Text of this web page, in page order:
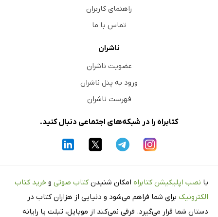
راهنمای کاربران
تماس با ما
ناشران
عضویت ناشران
ورود به پنل ناشران
فهرست ناشران
کتابراه را در شبکه‌های اجتماعی دنبال کنید.
با نصب اپلیکیشن کتابراه امکان شنیدن کتاب صوتی و خرید کتاب
الکترونیک برای شما فراهم می‌شود و دنیایی از هزاران کتاب در
دستان شما قرار می‌گیرد. فرقی نمی‌کند از موبایل، تبلت یا رایانه